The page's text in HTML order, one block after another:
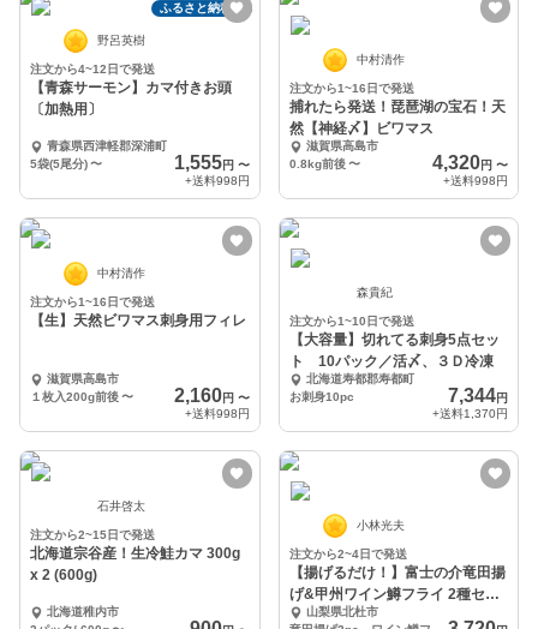
ふるさと納税可
野呂英樹
注文から4~12日で発送
【青森サーモン】カマ付きお頭
〔加熱用〕
青森県西津軽郡深浦町
5袋(5尾分)〜 1,555円 〜
+送料998円
中村清作
注文から1~16日で発送
捕れたら発送！琵琶湖の宝石！天
然【神経〆】ビワマス
滋賀県高島市
0.8kg前後 〜 4,320円 〜
+送料998円
中村清作
注文から1~16日で発送
【生】天然ビワマス刺身用フィレ
滋賀県高島市
１枚入200g前後〜 2,160円 〜
+送料998円
森貴紀
注文から1~10日で発送
【大容量】切れてる刺身5点セッ
ト 10パック／活〆、３Ｄ冷凍
北海道寿都郡寿都町
お刺身10pc
7,344円
+送料1,370円
石井啓太
注文から2~15日で発送
北海道宗谷産！生冷鮭カマ 300g
x 2 (600g)
北海道稚内市
小林光夫
注文から2~4日で発送
【揚げるだけ！】富士の介竜田揚
げ&甲州ワイン鱒フライ 2種セッ
ト 山梨県北杜市